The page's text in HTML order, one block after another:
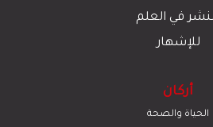
في العلم
للإشهار
أركان
الحياة والصحة